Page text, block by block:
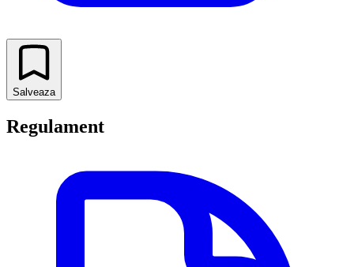
Salveaza
Regulament